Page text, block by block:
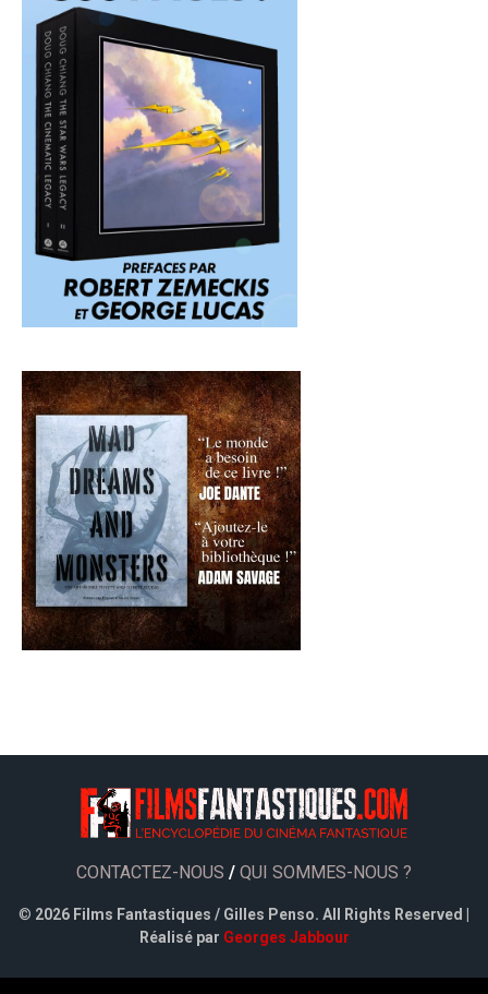
CONTACTEZ-NOUS / QUI SOMMES-NOUS ?
© 2026 Films Fantastiques / Gilles Penso. All Rights Reserved |
Réalisé par Georges Jabbour